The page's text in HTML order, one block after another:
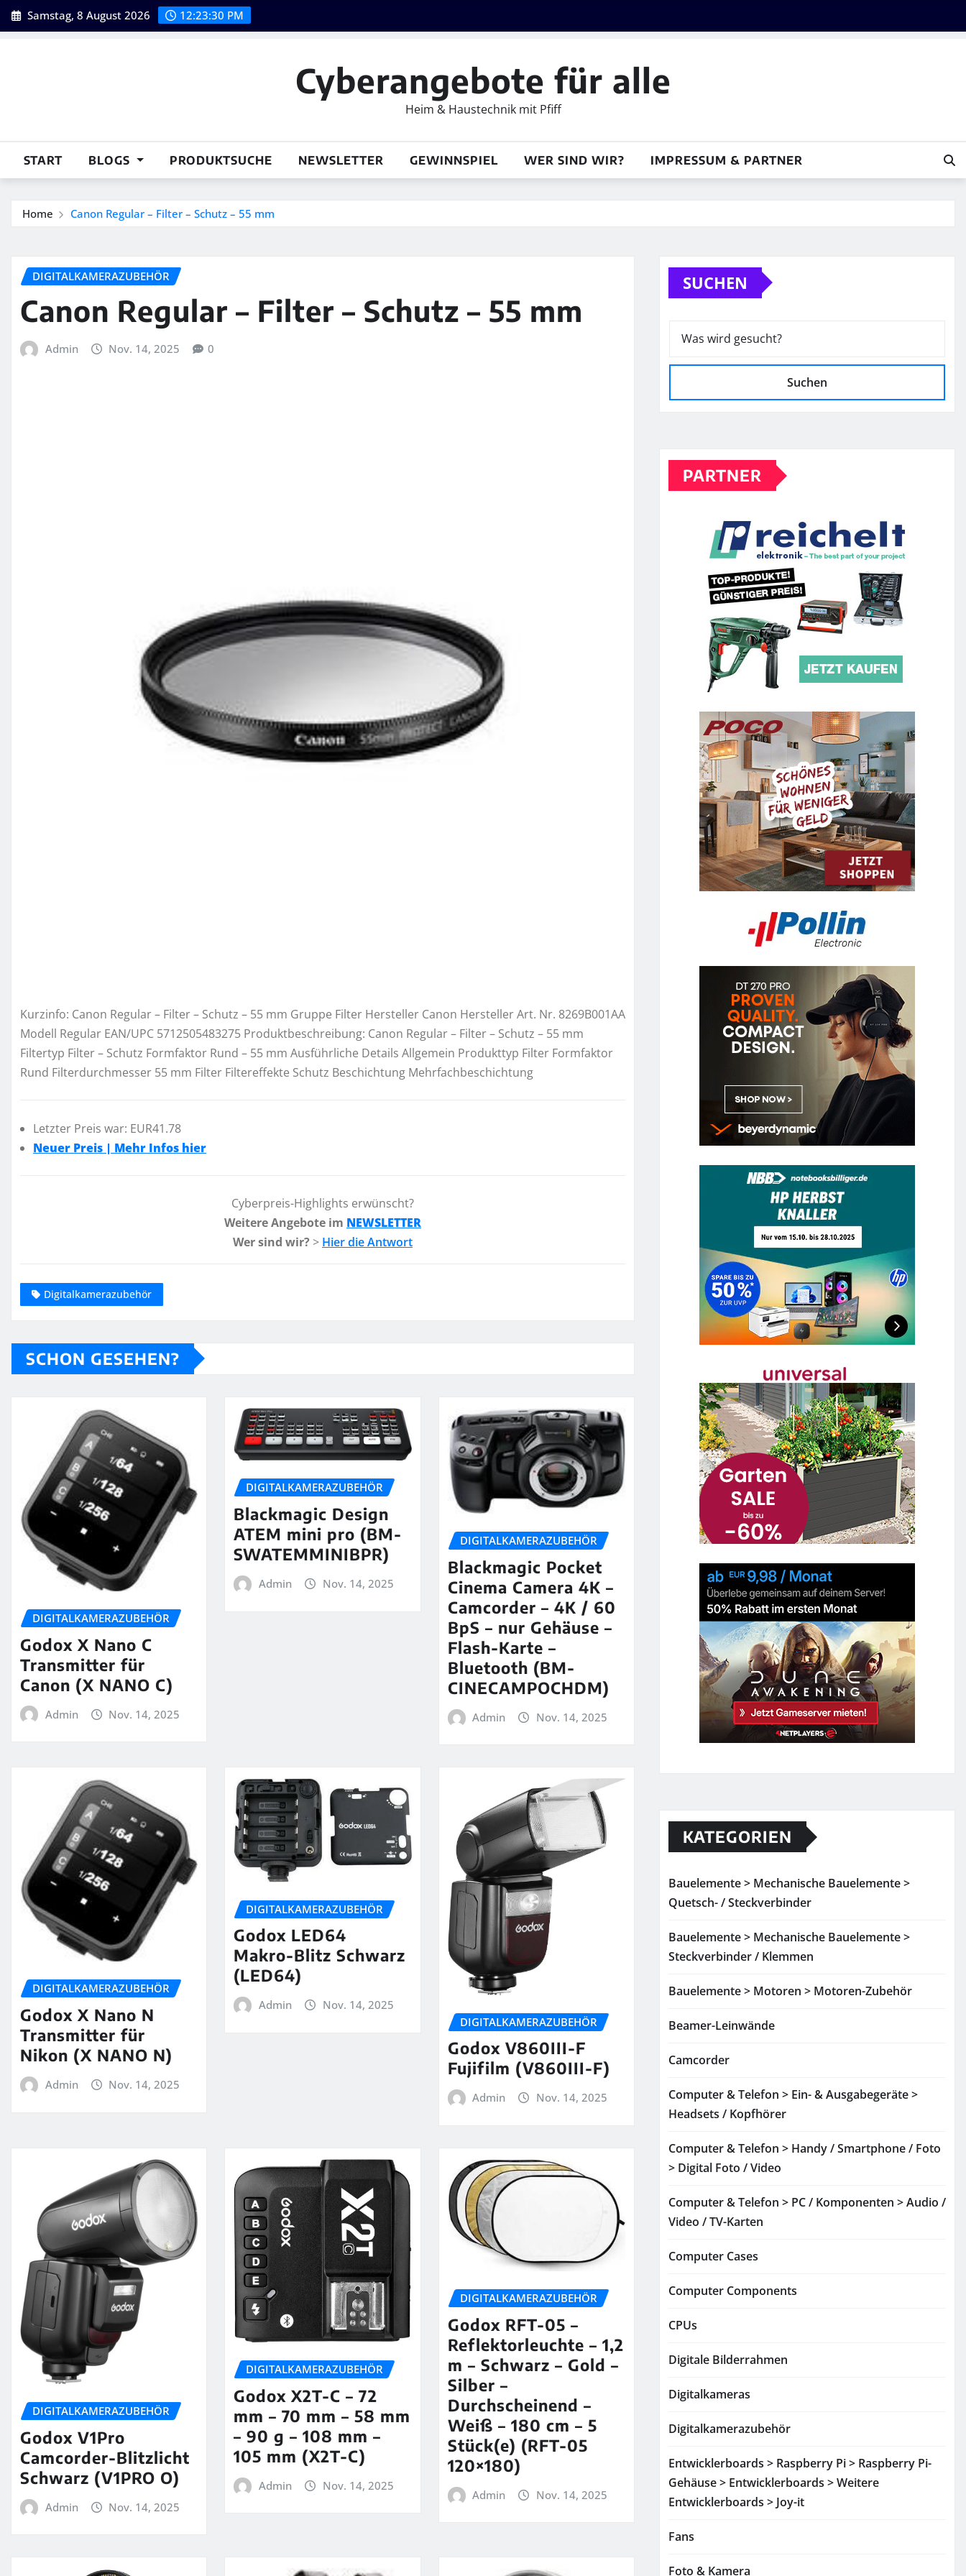
Skip
to
Samstag, 8 August 2026 12:23:31 PM
Cyberangebote für alle
Heim & Haustechnik mit Pfiff
START BLOGS PRODUKTSUCHE NEWSLETTER GEWINNSPIEL WER SIND WIR? IMPRESSUM & PARTNER
Home Canon Regular – Filter – Schutz – 55 mm
DIGITALKAMERAZUBEHÖR
Canon Regular – Filter – Schutz – 55 mm
Admin Nov. 14, 2025 0
Kurzinfo: Canon Regular – Filter – Schutz – 55 mm Gruppe Filter Hersteller Canon Hersteller Art. Nr. 8269B001AA
Modell Regular EAN/UPC 5712505483275 Produktbeschreibung: Canon Regular – Filter – Schutz – 55 mm
Filtertyp Filter – Schutz Formfaktor Rund – 55 mm Ausführliche Details Allgemein Produkttyp Filter Formfaktor
Rund Filterdurchmesser 55 mm Filter Filtereffekte Schutz Beschichtung Mehrfachbeschichtung
Letzter Preis war: EUR41.78
Neuer Preis | Mehr Infos hier
Cyberpreis-Highlights erwünscht?
Weitere Angebote im NEWSLETTER
Wer sind wir? > Hier die Antwort
Digitalkamerazubehör
SCHON GESEHEN?
DIGITALKAMERAZUBEHÖR
Godox X Nano C
Transmitter für
Canon (X NANO C)
Admin Nov. 14, 2025
DIGITALKAMERAZUBEHÖR
Blackmagic Design
ATEM mini pro (BM-
SWATEMMINIBPR)
Admin Nov. 14, 2025
DIGITALKAMERAZUBEHÖR
Blackmagic Pocket
Cinema Camera 4K –
Camcorder – 4K / 60
BpS – nur Gehäuse –
Flash-Karte –
Bluetooth (BM-
CINECAMPOCHDM)
Admin Nov. 14, 2025
DIGITALKAMERAZUBEHÖR
Godox X Nano N
Transmitter für
Nikon (X NANO N)
Admin Nov. 14, 2025
DIGITALKAMERAZUBEHÖR
Godox LED64
Makro-Blitz Schwarz
(LED64)
Admin
Nov. 14, 2025
DIGITALKAMERAZUBEHÖR
Godox V860III-F
Fujifilm (V860III-F)
Admin Nov. 14, 2025
DIGITALKAMERAZUBEHÖR
Godox V1Pro
Camcorder-Blitzlicht
Schwarz (V1PRO O)
Admin Nov. 14, 2025
DIGITALKAMERAZUBEHÖR
Godox X2T-C – 72
mm – 70 mm – 58 mm
– 90 g – 108 mm –
105 mm (X2T-C)
Admin Nov. 14, 2025
DIGITALKAMERAZUBEHÖR
Godox RFT-05 –
Reflektorleuchte – 1,2
m – Schwarz – Gold –
Silber –
Durchscheinend –
Weiß – 180 cm – 5
Stück(e) (RFT-05
120×180)
Admin Nov. 14, 2025
SUCHEN
Suchen
PARTNER
KATEGORIEN
Bauelemente > Mechanische Bauelemente >
Quetsch- / Steckverbinder
Bauelemente > Mechanische Bauelemente >
Steckverbinder / Klemmen
Bauelemente > Motoren > Motoren-Zubehör
Beamer-Leinwände
Camcorder
Computer & Telefon > Ein- & Ausgabegeräte >
Headsets / Kopfhörer
Computer & Telefon > Handy / Smartphone / Foto
> Digital Foto / Video
Computer & Telefon > PC / Komponenten > Audio /
Video / TV-Karten
Computer Cases
Computer Components
CPUs
Digitale Bilderrahmen
Digitalkameras
Digitalkamerazubehör
Entwicklerboards > Raspberry Pi > Raspberry Pi-
Gehäuse > Entwicklerboards > Weitere
Entwicklerboards > Joy-it
Fans
Foto & Kamera